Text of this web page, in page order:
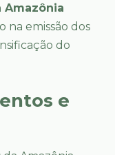
Amazônia
emissão dos
do
e